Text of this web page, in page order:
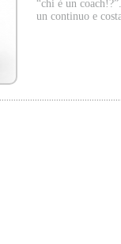
“chi è un
un continuo e